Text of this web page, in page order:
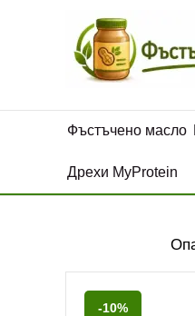
Фъстъчено масло
Дрехи MyProtein
-10%